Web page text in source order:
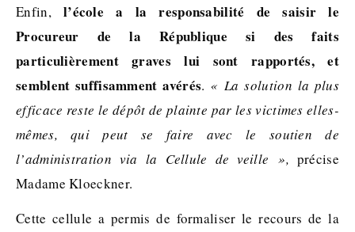
Enfin,l’école a la responsabilité de saisir le
Procureur de la République si des faits
particulièrement graves lui sont rapportés, et
semblent suffisamment avérés. « La solution la plus
efficace reste le dépôt de plainte par les victimes elles-
mêmes, qui peut se faire avec le soutien de
l’administration via la Cellule de veille », précise
Madame Kloeckner.
Cette cellule a permis de formaliser le recours de la